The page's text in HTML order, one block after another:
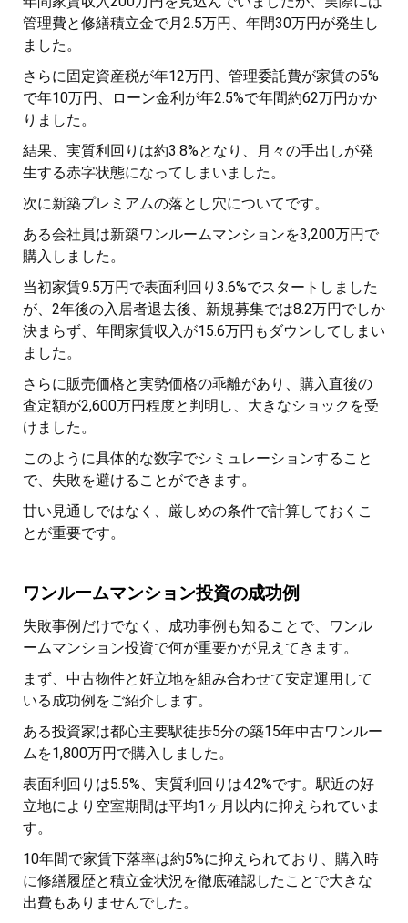
管理費と修繕積立金で月2.5万円、年間30万円が発生し
ました。
さらに固定資産税が年12万円、管理委託費が家賃の5%
で年10万円、ローン金利が年2.5%で年間約62万円かか
りました。
結果、実質利回りは約3.8%となり、月々の手出しが発
生する赤字状態になってしまいました。
次に新築プレミアムの落とし穴についてです。
ある会社員は新築ワンルームマンションを3,200万円で
購入しました。
当初家賃9.5万円で表面利回り3.6%でスタートしました
が、2年後の入居者退去後、新規募集では8.2万円でしか
決まらず、年間家賃収入が15.6万円もダウンしてしまい
ました。
さらに販売価格と実勢価格の乖離があり、購入直後の
査定額が2,600万円程度と判明し、大きなショックを受
けました。
このように具体的な数字でシミュレーションすること
で、失敗を避けることができます。
甘い見通しではなく、厳しめの条件で計算しておくこ
とが重要です。
ワンルームマンション投資の成功例
失敗事例だけでなく、成功事例も知ることで、ワンル
ームマンション投資で何が重要かが見えてきます。
まず、中古物件と好立地を組み合わせて安定運用して
いる成功例をご紹介します。
ある投資家は都心主要駅徒歩5分の築15年中古ワンルー
ムを1,800万円で購入しました。
表面利回りは5.5%、実質利回りは4.2%です。駅近の好
立地により空室期間は平均1ヶ月以内に抑えられていま
す。
10年間で家賃下落率は約5%に抑えられており、購入時
に修繕履歴と積立金状況を徹底確認したことで大きな
出費もありませんでした。